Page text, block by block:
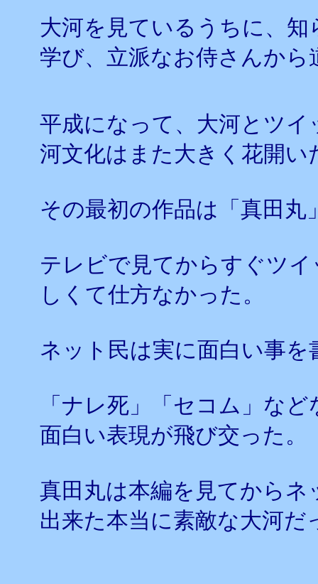
大河を見ているうちに、
学び、立派なお侍さんか
平成になって、大河とツ
河文化はまた大きく花開い
その最初の作品は「真田丸
テレビで見てからすぐツ
しくて仕方なかった。
ネット民は実に面白い事
「ナレ死」「セコム」な
面白い表現が飛び交った。
真田丸は本編を見てから
出来た本当に素敵な大河だ